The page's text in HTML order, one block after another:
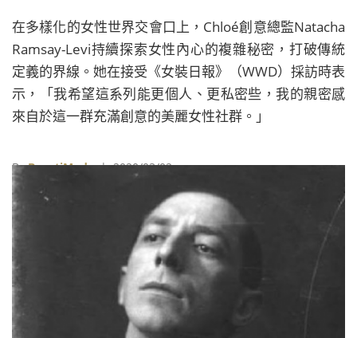
在多樣化的女性世界交會口上，Chloé創意總監Natacha
Ramsay-Levi持續探索女性內心的複雜秘密，打破傳統
定義的界線。她在接受《女裝日報》（WWD）採訪時表
示，「我希望這系列能更個人、更私密些，我的親密感
來自於這一群充滿創意的美麗女性社群。」
ByBeautiMode| 2020/03/02